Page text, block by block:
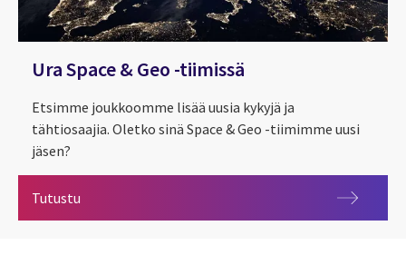
Ura Space & Geo -tiimissä
Etsimme joukkoomme lisää uusia kykyjä ja
tähtiosaajia. Oletko sinä Space & Geo -tiimimme uusi
jäsen?
Tutustu